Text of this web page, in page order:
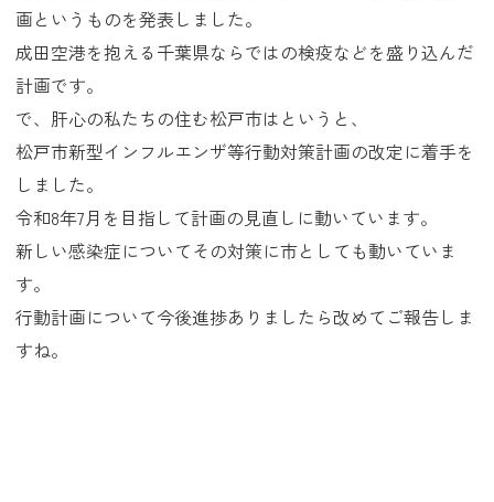
画というものを発表しました。
成田空港を抱える千葉県ならではの検疫などを盛り込んだ
計画です。
で、肝心の私たちの住む松戸市はというと、
松戸市新型インフルエンザ等行動対策計画の改定に着手を
しました。
令和8年7月を目指して計画の見直しに動いています。
新しい感染症についてその対策に市としても動いていま
す。
行動計画について今後進捗ありましたら改めてご報告しま
すね。